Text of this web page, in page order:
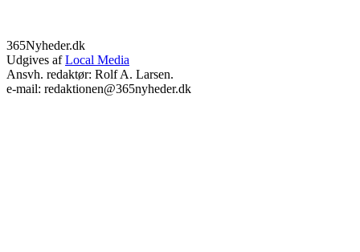
365Nyheder.dk
Udgives afLocal Media
Ansvh. redaktør: Rolf A. Larsen.
e-mail: redaktionen@365nyheder.dk